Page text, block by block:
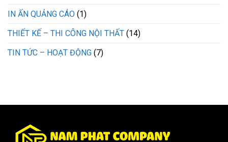
IN ẤN QUẢNG CÁO (1)
THIẾT KẾ – THI CÔNG NỘI THẤT (14)
TIN TỨC – HOẠT ĐỘNG (7)